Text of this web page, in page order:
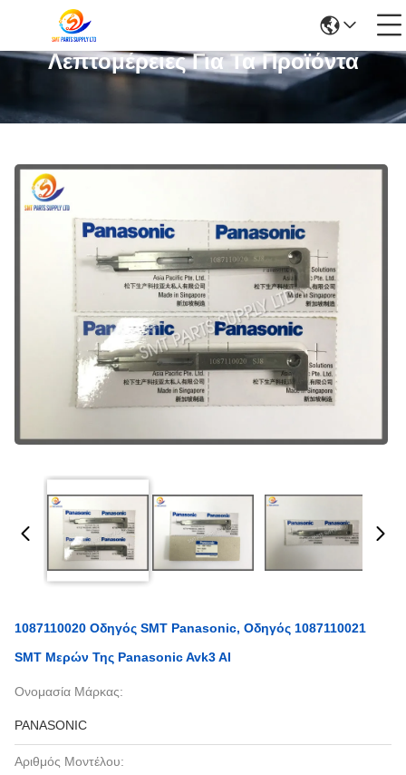
Λεπτομέρειες Για Τα Προϊόντα
1087110020 Οδηγός SMT Panasonic, Οδηγός 1087110021
SMT Μερών Της Panasonic Avk3 AI
Ονομασία Μάρκας:
PANASONIC
Αριθμός Μοντέλου: